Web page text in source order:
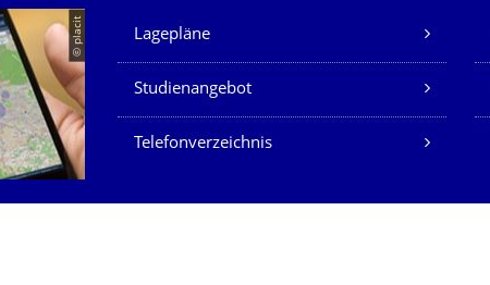
© placit Unsere Dienste
Lagepläne
Studienangebot
Telefonverzeichnis